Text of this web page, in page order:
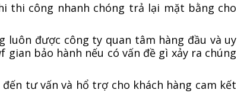
thi công nhanh chóng trả lại mặt bằng cho
luôn được công ty quan tâm hàng đầu và uy
bảo hành nếu có vấn đề gì xảy ra chúng
tư vấn và hổ trợ cho khách hàng cam kết